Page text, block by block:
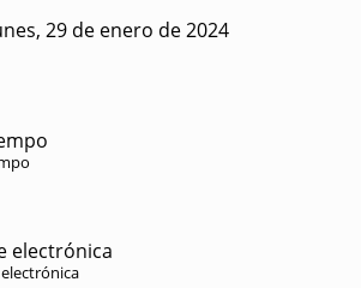
29 de enero de 2024
electrónica